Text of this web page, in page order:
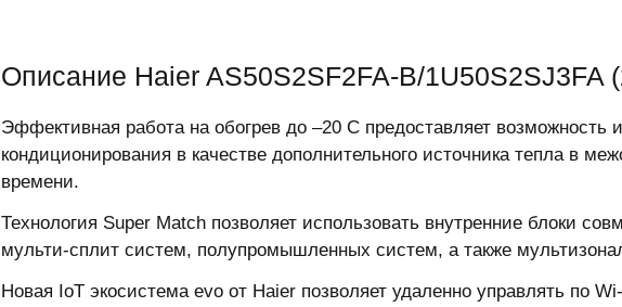
Описание Haier AS50S2SF2FA-B/1U50S2SJ3FA
Эффективная работа на обогрев до –20 С предоставляет возможность
кондиционирования в качестве дополнительного источника тепла в
времени.
Технология Super Match позволяет использовать внутренние блоки
мульти-сплит систем, полупромышленных систем, а также
Новая IoT экосистема evo от Haier позволяет удаленно управлять по